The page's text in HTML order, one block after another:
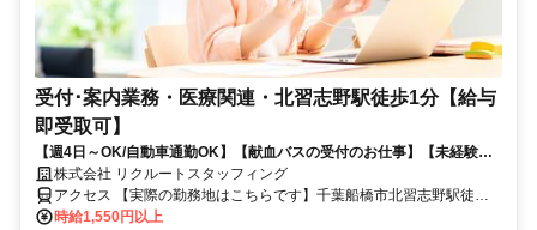
受付･案内業務・医療関連・北習志野駅徒歩1分【給与
即受取可】
【週4日～OK/自動車通勤OK】【献血バスの受付のお仕事】【未経験
OK】◆同業務の方がいらっしゃるので安心です！
株式会社 リクルートスタッフィング
アクセス 【実際の勤務地はこちらです】千葉船橋市北習志野駅徒歩1
分バス23分小室駅徒歩49分
時給1,550円以上